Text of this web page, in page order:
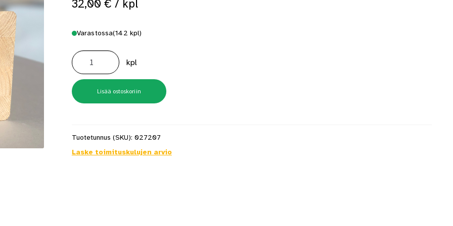
saunan puupinnat taas siisteiksiUsein kysytyt kysymykset (FAQ)
32,00 € / kpl
Varastossa(142 kpl)
Liimapuu
90X90X3000
määrä kpl
Lisää ostoskoriin
Tuotetunnus (SKU): 027207
Laske toimituskulujen arvio